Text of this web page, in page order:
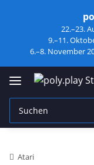
22.–23.
9.–11.
6.–8. November
Atari